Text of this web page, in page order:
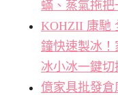
蟎、蒸氣拖把
KOHZII 康馳
鐘快速製冰
冰小冰一鍵切
億家具批發